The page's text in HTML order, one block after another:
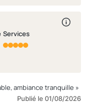
Services
ambiance tranquille »
Publié le 01/08/2026